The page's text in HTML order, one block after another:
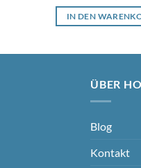
IN DEN
ÜBER
Blog
Kontakt